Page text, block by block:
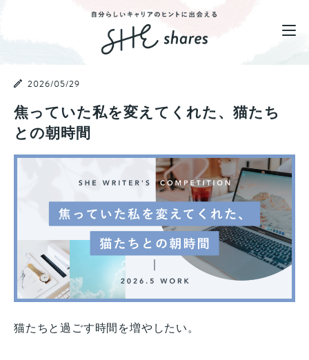
2026/05/29
焦っていた私を変えてくれた、猫たち
との朝時間
猫たちと過ごす時間を増やしたい。